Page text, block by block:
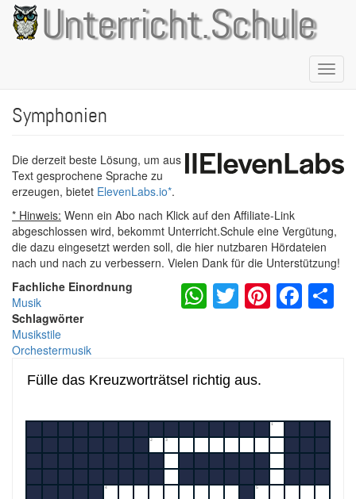
Direkt
zum
Inhalt
Unterricht.Schule
Symphonien
Die derzeit beste Lösung, um aus
Text gesprochene Sprache zu
erzeugen, bietet ElevenLabs.io*.
* Hinweis: Wenn ein Abo nach Klick auf den Affiliate-Link
abgeschlossen wird, bekommt Unterricht.Schule eine Vergütung,
die dazu eingesetzt werden soll, die hier nutzbaren Hördateien
nach und nach zu verbessern. Vielen Dank für die Unterstützung!
Fachliche Einordnung
Musik
Schlagwörter
Musikstile
Orchestermusik
WhatsApp
Twitter